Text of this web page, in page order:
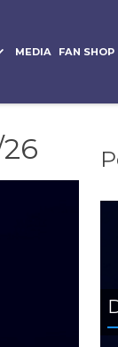
MEDIA FAN SHOP